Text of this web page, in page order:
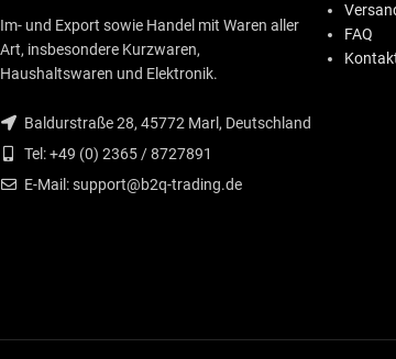
Im- und Export sowie Handel mit Waren aller
Art, insbesondere Kurzwaren,
Haushaltswaren und Elektronik.
Baldurstraße 28, 45772 Marl, Deutschland
Tel: +49 (0) 2365 / 8727891
E-Mail: support@b2q-trading.de
FAQ